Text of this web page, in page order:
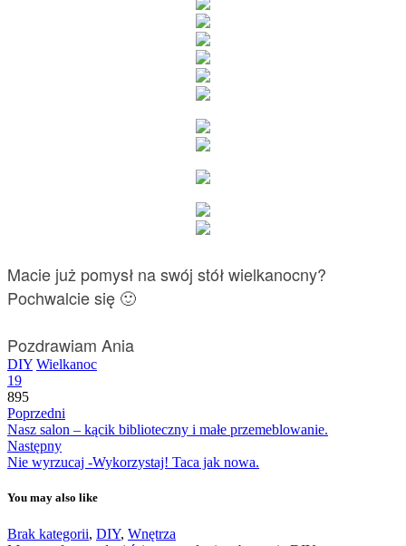
Macie już pomysł na swój stół wielkanocny?
Pochwalcie się 🙂
Pozdrawiam Ania
DIY Wielkanoc
19
895
Poprzedni
Nasz salon – kącik biblioteczny i małe przemeblowanie.
Następny
Nie wyrzucaj -Wykorzystaj! Taca jak nowa.
You may also like
Brak kategorii, DIY, Wnętrza